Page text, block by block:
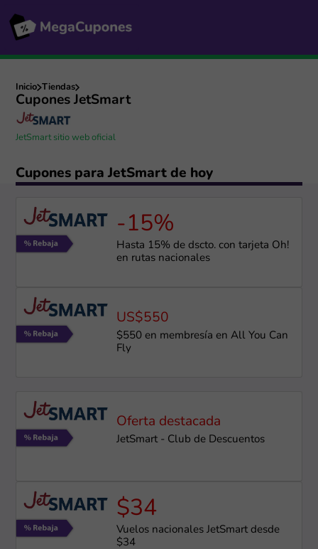
Inicio Tiendas
Cupones JetSmart
JetSmart sitio web oficial
Cupones para JetSmart de hoy
-15%
Hasta 15% de dscto. con tarjeta Oh!
en rutas nacionales
US$550
$550 en membresía en All You Can
Fly
Oferta destacada
JetSmart - Club de Descuentos
$34
Vuelos nacionales JetSmart desde
$34